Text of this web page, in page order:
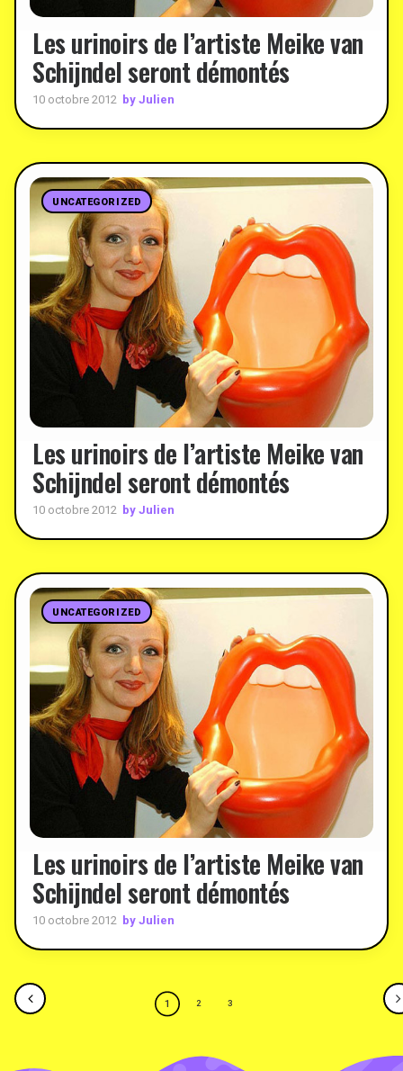
Les urinoirs de l’artiste Meike van
Schijndel seront démontés
10 octobre 2012 by Julien
UNCATEGORIZED
Les urinoirs de l’artiste Meike van
Schijndel seront démontés
10 octobre 2012 by Julien
UNCATEGORIZED
Les urinoirs de l’artiste Meike van
Schijndel seront démontés
10 octobre 2012 by Julien
1 2 3